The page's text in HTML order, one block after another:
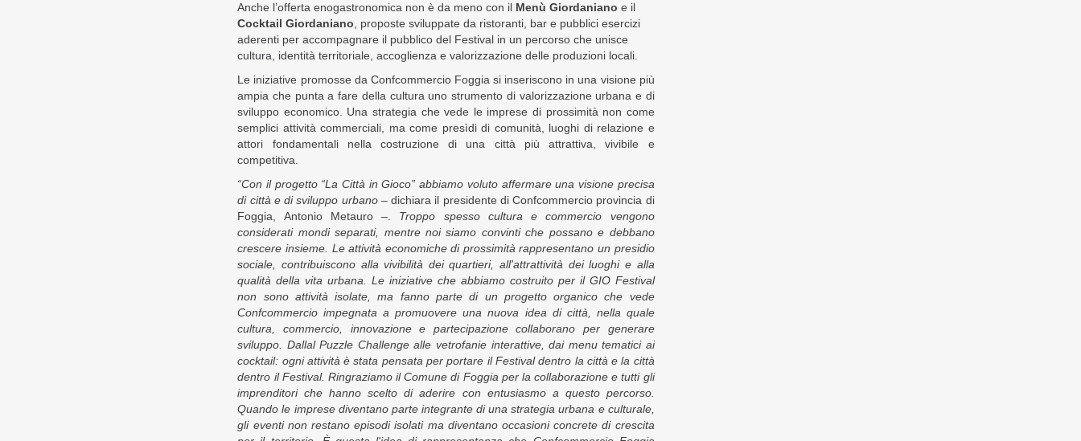
Anche l’offerta enogastronomica non è da meno con il Menù Giordaniano e il
Cocktail Giordaniano , proposte sviluppate da ristoranti, bar e pubblici esercizi
aderenti per accompagnare il pubblico del Festival in un percorso che unisce
cultura, identità territoriale, accoglienza e valorizzazione delle produzioni locali.
Le iniziative promosse da Confcommercio Foggia si inseriscono in una visione più
ampia che punta a fare della cultura uno strumento di valorizzazione urbana e di
sviluppo economico. Una strategia che vede le imprese di prossimità non come
semplici attività commerciali, ma come presìdi di comunità, luoghi di relazione e
attori fondamentali nella costruzione di una città più attrattiva, vivibile e
competitiva.
“Con il progetto “La Città in Gioco” abbiamo voluto affermare una visione precisa
di città e di sviluppo urbano– dichiara il presidente di Confcommercio provincia di
Foggia, Antonio Metauro –. Troppo spesso cultura e commercio vengono
considerati mondi separati, mentre noi siamo convinti che possano e debbano
crescere insieme. Le attività economiche di prossimità rappresentano un presidio
sociale, contribuiscono alla vivibilità dei quartieri, all'attrattività dei luoghi e alla
qualità della vita urbana.Le iniziative che abbiamo costruito per il GIO Festival
non sono attività isolate, ma fanno parte di un progetto organico che vede
Confcommercio impegnata a promuovere una nuova idea di città, nella quale
cultura, commercio, innovazione e partecipazione collaborano per generare
sviluppo. Dallal Puzzle Challenge alle vetrofanie interattive, dai menu tematici ai
cocktail: ogni attività è stata pensata per portare il Festival dentro la città e la città
dentro il Festival. Ringraziamo il Comune di Foggia per la collaborazione e tutti gli
imprenditori che hanno scelto di aderire con entusiasmo a questo percorso.
Quando le imprese diventano parte integrante di una strategia urbana e culturale,
gli eventi non restano episodi isolati ma diventano occasioni concrete di crescita